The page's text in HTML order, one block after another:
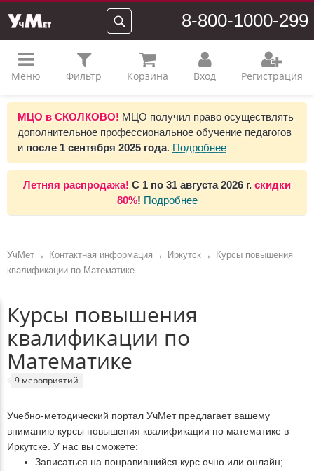
8-800-1000-299
Меню Фильтр Корзина Вход Регистрация
МЦО в СКОЛКОВО! МЦО получил право осуществлять
дополнительное профессиональное обучение педагогов
и после 1 сентября 2025 года. Подробнее
Летняя распродажа! С 1 по 31 августа 2026 г. скидки
80%! Подробнее
УчМет Контактная информация Иркутск
Курсы повышения
квалификации по Математике
Курсы повышения
квалификации по
Математике
9 мероприятий
Учебно-методический портал УчМет предлагает вашему
вниманию курсы повышения квалификации по математике в
Иркутске. У нас вы сможете:
Записаться на понравившийся курс очно или онлайн;